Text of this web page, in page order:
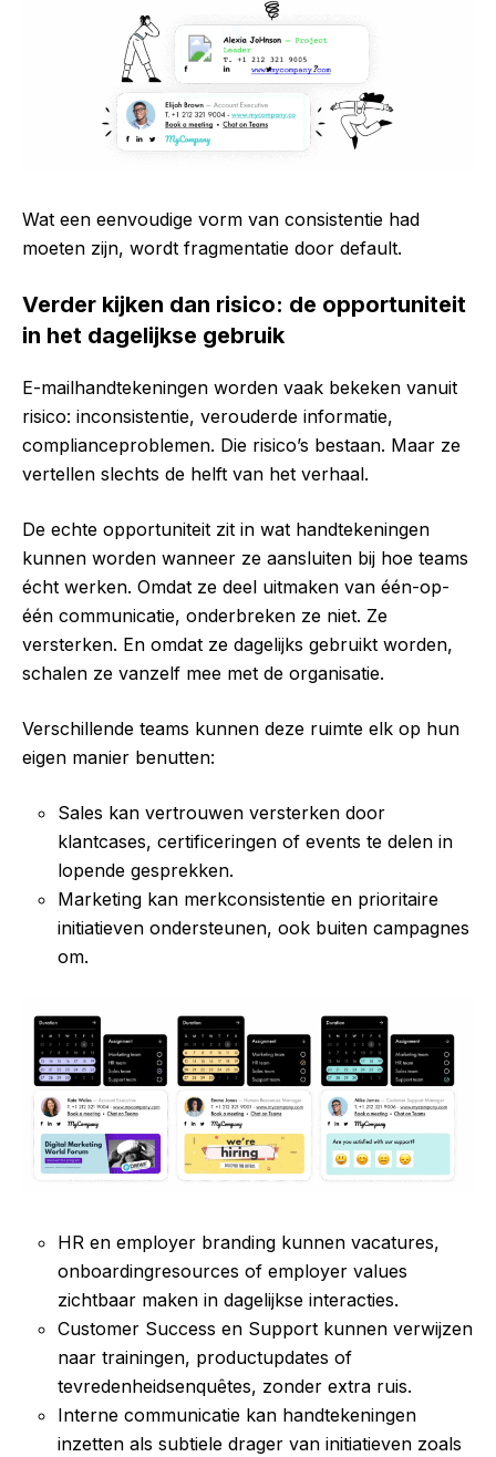
Wat een eenvoudige vorm van consistentie had
moeten zijn, wordt fragmentatie door default.
Verder kijken dan risico: de opportuniteit
in het dagelijkse gebruik
E-mailhandtekeningen worden vaak bekeken vanuit
risico: inconsistentie, verouderde informatie,
complianceproblemen. Die risico’s bestaan. Maar ze
vertellen slechts de helft van het verhaal.
De echte opportuniteit zit in wat handtekeningen
kunnen worden wanneer ze aansluiten bij hoe teams
écht werken. Omdat ze deel uitmaken van één-op-
één communicatie, onderbreken ze niet. Ze
versterken. En omdat ze dagelijks gebruikt worden,
schalen ze vanzelf mee met de organisatie.
Verschillende teams kunnen deze ruimte elk op hun
eigen manier benutten:
Sales kan vertrouwen versterken door
klantcases, certificeringen of events te delen in
lopende gesprekken.
Marketing kan merkconsistentie en prioritaire
initiatieven ondersteunen, ook buiten campagnes
om.
HR en employer branding kunnen vacatures,
onboardingresources of employer values
zichtbaar maken in dagelijkse interacties.
Customer Success en Support kunnen verwijzen
naar trainingen, productupdates of
tevredenheidsenquêtes, zonder extra ruis.
Interne communicatie kan handtekeningen
inzetten als subtiele drager van initiatieven zoals